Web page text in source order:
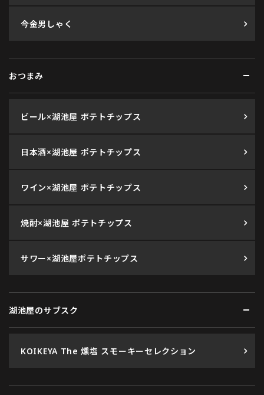
今金男しゃく
おつまみ
ビール×湖池屋 ポテトチップス
日本酒×湖池屋 ポテトチップス
ワイン×湖池屋 ポテトチップス
焼酎×湖池屋 ポテトチップス
サワー×湖池屋ポテトチップス
湖池屋のサブスク
KOIKEYA The 燻塩 スモーキーセレクション